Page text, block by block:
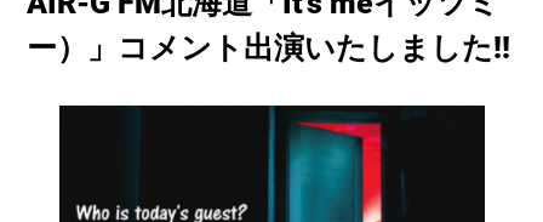
ー）」コメント出演いたしました!!